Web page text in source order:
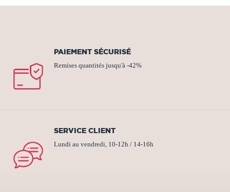
PAIEMENT SÉCURISÉ
Remises quantités jusqu'à -42%
SERVICE CLIENT
Lundi au vendredi, 10-12h / 14-16h